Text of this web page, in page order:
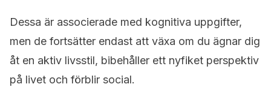
Dessa är associerade med kognitiva uppgifter,
men de fortsätter endast att växa om du ägnar dig
åt en aktiv livsstil, bibehåller ett nyfiket perspektiv
på livet och förblir social.